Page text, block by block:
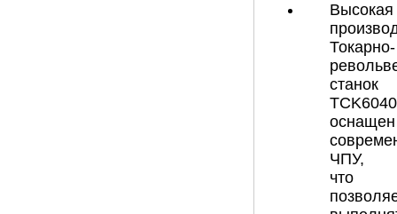
Высокая
Токарно-
станок
оснащен
ЧПУ,
что